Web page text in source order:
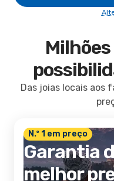
Das joias locais aos
N.º 1 em preço
Garantia
melhor